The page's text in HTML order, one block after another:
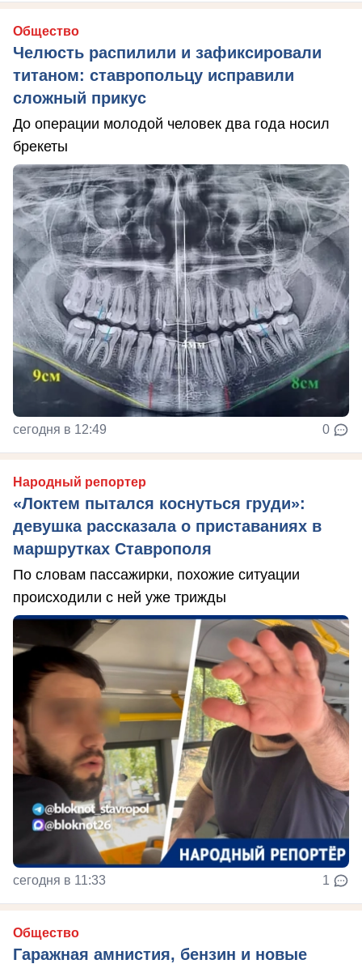
Общество
Челюсть распилили и зафиксировали
титаном: ставропольцу исправили
сложный прикус
До операции молодой человек два года носил
брекеты
сегодня в 12:49 0
Народный репортер
«Локтем пытался коснуться груди»:
девушка рассказала о приставаниях в
маршрутках Ставрополя
По словам пассажирки, похожие ситуации
происходили с ней уже трижды
сегодня в 11:33 1
Общество
Гаражная амнистия, бензин и новые